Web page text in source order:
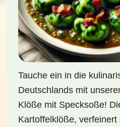
Tauche ein in die
Deutschlands mit
Klöße mit Specksoße!
Kartoffelklöße,